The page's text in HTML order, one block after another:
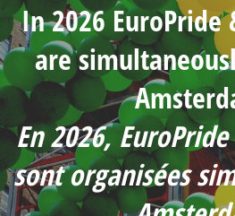
In 2026 EuroPride
are
En 2026,
sont organisées